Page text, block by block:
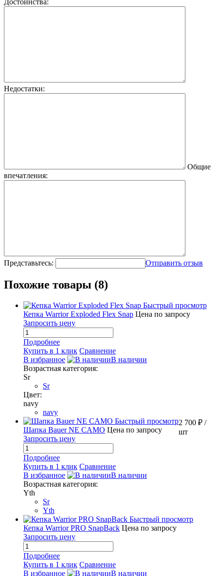
Достоинства:
Недостатки:
Общие
впечатления:
Представьтесь: Отправить отзыв
Похожие товары (8)
Быстрый просмотр
Кепка Warrior Exploded Flex Snap Цена по запросу
Запросить цену
Подробнее
Купить в 1 клик Сравнение
В избранное
В наличии
Возрастная категория:
Sr
Sr
Цвет:
navy
navy
Быстрый просмотр
Шапка Bauer NE CAMO Цена по запросу
Запросить цену
Подробнее
Купить в 1 клик Сравнение
В избранное
В наличии
Возрастная категория:
Yth
Sr
Yth
Быстрый просмотр
Кепка Warrior PRO SnapBack Цена по запросу
Запросить цену
Подробнее
Купить в 1 клик Сравнение
В избранное
В наличии
2 700 ₽ /
шт